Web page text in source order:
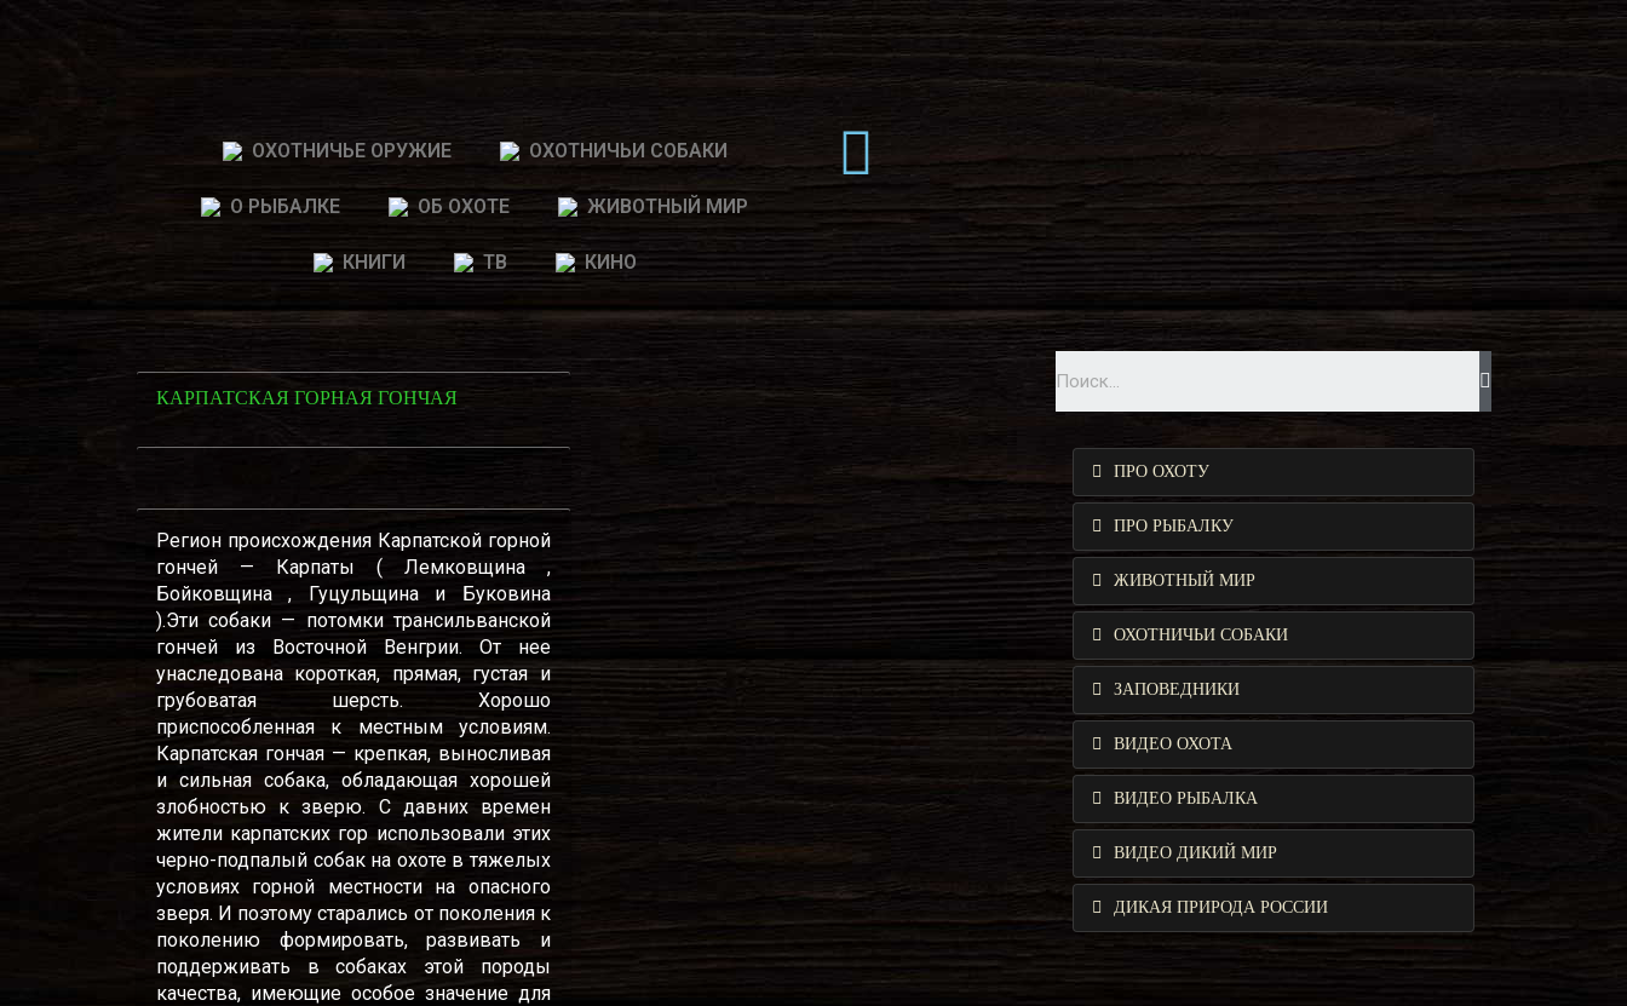
ОХОТНИЧЬЕ ОРУЖИЕ ОХОТНИЧЬИ СОБАКИ
О РЫБАЛКЕ ОБ ОХОТЕ ЖИВОТНЫЙ МИР
КНИГИ ТВ КИНО
КАРПАТСКАЯ ГОРНАЯ ГОНЧАЯ
Регион происхождения Карпатской горной
гончей — Карпаты ( Лемковщина ,
Бойковщина , Гуцульщина и Буковина
).Эти собаки — потомки трансильванской
гончей из Восточной Венгрии. От нее
унаследована короткая, прямая, густая и
грубоватая шерсть. Хорошо
приспособленная к местным условиям.
Карпатская гончая — крепкая, выносливая
и сильная собака, обладающая хорошей
злобностью к зверю. С давних времен
жители карпатских гор использовали этих
черно-подпалый собак на охоте в тяжелых
условиях горной местности на опасного
зверя. И поэтому старались от поколения к
поколению формировать, развивать и
поддерживать в собаках этой породы
качества, имеющие особое значение для
ПРО ОХОТУ
ПРО РЫБАЛКУ
ЖИВОТНЫЙ МИР
ОХОТНИЧЬИ СОБАКИ
ЗАПОВЕДНИКИ
ВИДЕО ОХОТА
ВИДЕО РЫБАЛКА
ВИДЕО ДИКИЙ МИР
ДИКАЯ ПРИРОДА РОССИИ